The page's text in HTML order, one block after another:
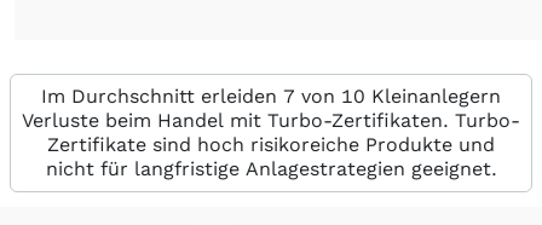
Im Durchschnitt erleiden 7 von 10 Kleinanlegern
Verluste beim Handel mit Turbo-Zertifikaten. Turbo-
Zertifikate sind hoch risikoreiche Produkte und
nicht für langfristige Anlagestrategien geeignet.